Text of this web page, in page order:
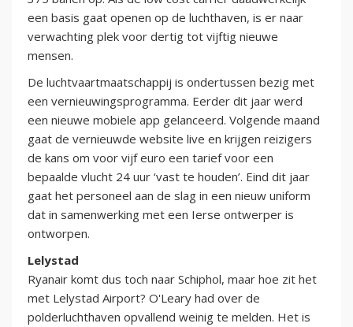
een basis gaat openen op de luchthaven, is er naar
verwachting plek voor dertig tot vijftig nieuwe
mensen.
De luchtvaartmaatschappij is ondertussen bezig met
een vernieuwingsprogramma. Eerder dit jaar werd
een nieuwe mobiele app gelanceerd. Volgende maand
gaat de vernieuwde website live en krijgen reizigers
de kans om voor vijf euro een tarief voor een
bepaalde vlucht 24 uur ‘vast te houden’. Eind dit jaar
gaat het personeel aan de slag in een nieuw uniform
dat in samenwerking met een Ierse ontwerper is
ontworpen.
Lelystad
Ryanair komt dus toch naar Schiphol, maar hoe zit het
met Lelystad Airport? O'Leary had over de
polderluchthaven opvallend weinig te melden. Het is